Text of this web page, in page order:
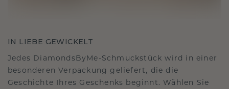
IN LIEBE GEWICKELT
Jedes DiamondsByMe-Schmuckstück wird in einer
besonderen Verpackung geliefert, die die
Geschichte Ihres Geschenks beginnt. Wählen Sie